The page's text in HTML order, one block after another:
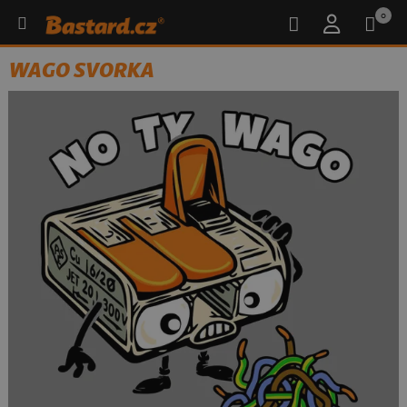
0
WAGO SVORKA